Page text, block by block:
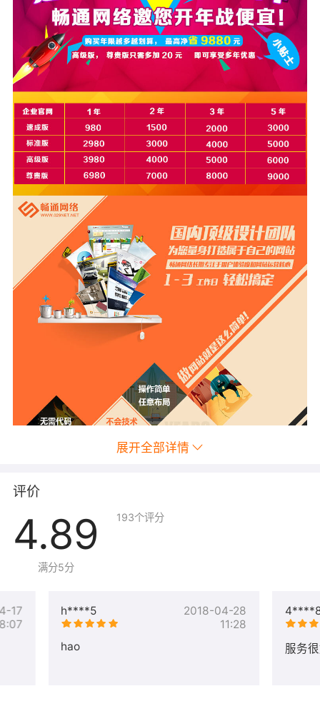
展开全部详情
评价
4.89
满分5分
193个评分
h****5
2018-04-28
11:28
hao
服务
17